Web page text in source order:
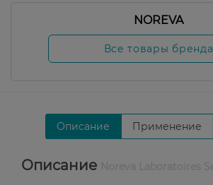
NOREVA
Все товары бренда
Описание Применение
Описание